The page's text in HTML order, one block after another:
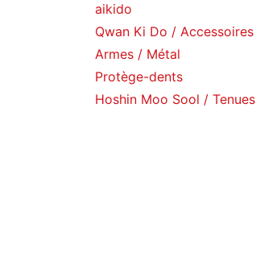
aikido
Qwan Ki Do / Accessoires
Armes / Métal
Protège-dents
Hoshin Moo Sool / Tenues